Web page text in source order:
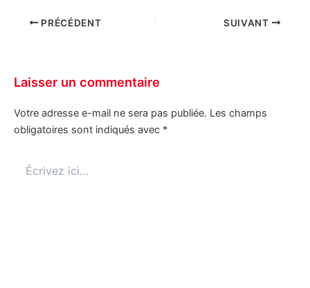
PRÉCÉDENT SUIVANT
Laisser un commentaire
Votre adresse e-mail ne sera pas publiée. Les champs
obligatoires sont indiqués avec *
ici…